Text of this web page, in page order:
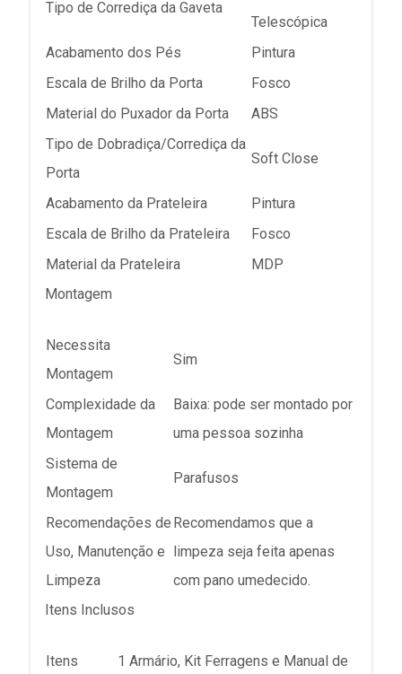
Tipo de Corrediça da Gaveta
Telescópica
Acabamento dos Pés
Pintura
Escala de Brilho da Porta
Fosco
Material do Puxador da Porta
ABS
Tipo de Dobradiça/Corrediça da
Porta
Soft Close
Acabamento da Prateleira
Pintura
Escala de Brilho da Prateleira
Fosco
Material da Prateleira
MDP
Montagem
Necessita
Montagem
Sim
Complexidade da
Montagem
Baixa: pode ser montado por
uma pessoa sozinha
Sistema de
Montagem
Parafusos
Recomendações de
Uso, Manutenção e
Limpeza
Recomendamos que a
limpeza seja feita apenas
com pano umedecido.
Itens Inclusos
Itens
1 Armário, Kit Ferragens e Manual de